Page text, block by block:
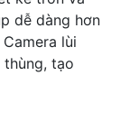
dễ dàng hơn
lùi
tạo